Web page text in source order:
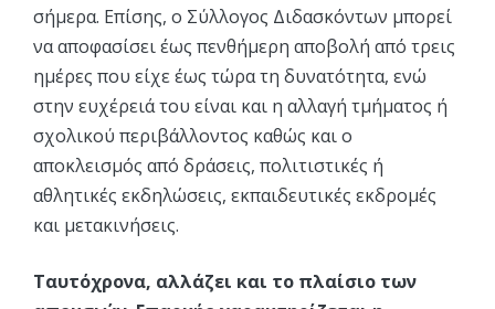
σήμερα. Επίσης, ο Σύλλογος Διδασκόντων μπορεί
να αποφασίσει έως πενθήμερη αποβολή από τρεις
ημέρες που είχε έως τώρα τη δυνατότητα, ενώ
στην ευχέρειά του είναι και η αλλαγή τμήματος ή
σχολικού περιβάλλοντος καθώς και ο
αποκλεισμός από δράσεις, πολιτιστικές ή
αθλητικές εκδηλώσεις, εκπαιδευτικές εκδρομές
και μετακινήσεις.
Ταυτόχρονα, αλλάζει και το πλαίσιο των